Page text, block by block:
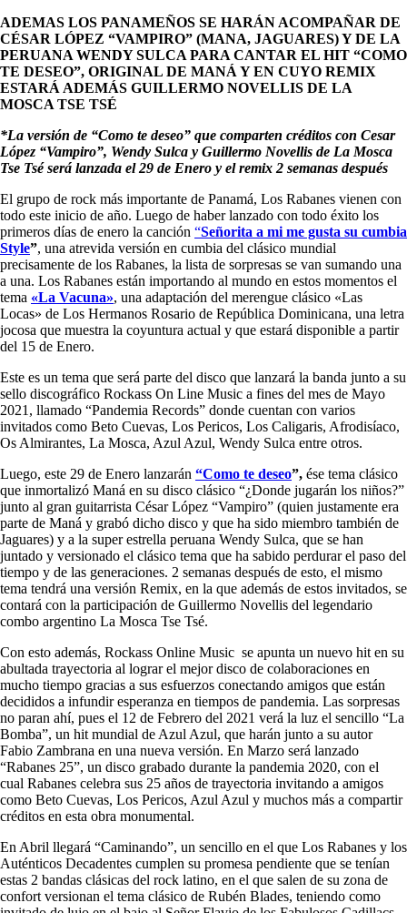
ADEMAS LOS PANAMEÑOS SE HARÁN ACOMPAÑAR DE
CÉSAR LÓPEZ “VAMPIRO” (MANA, JAGUARES) Y DE LA
PERUANA WENDY SULCA PARA CANTAR EL HIT “COMO
TE DESEO”, ORIGINAL DE MANÁ Y EN CUYO REMIX
ESTARÁ ADEMÁS GUILLERMO NOVELLIS DE LA
MOSCA TSE TSÉ
*La versión de “Como te deseo” que comparten créditos con Cesar
López “Vampiro”, Wendy Sulca y Guillermo Novellis de La Mosca
Tse Tsé será lanzada el 29 de Enero y el remix 2 semanas después
El grupo de rock más importante de Panamá, Los Rabanes vienen con
todo este inicio de año. Luego de haber lanzado con todo éxito los
primeros días de enero la canción “Señorita a mi me gusta su cumbia
Style”, una atrevida versión en cumbia del clásico mundial
precisamente de los Rabanes, la lista de sorpresas se van sumando una
a una. Los Rabanes están importando al mundo en estos momentos el
tema «La Vacuna», una adaptación del merengue clásico «Las
Locas» de Los Hermanos Rosario de República Dominicana, una letra
jocosa que muestra la coyuntura actual y que estará disponible a partir
del 15 de Enero.
Este es un tema que será parte del disco que lanzará la banda junto a su
sello discográfico Rockass On Line Music a fines del mes de Mayo
2021, llamado “Pandemia Records” donde cuentan con varios
invitados como Beto Cuevas, Los Pericos, Los Caligaris, Afrodisíaco,
Os Almirantes, La Mosca, Azul Azul, Wendy Sulca entre otros.
Luego, este 29 de Enero lanzarán “Como te deseo”, ése tema clásico
que inmortalizó Maná en su disco clásico “¿Donde jugarán los niños?”
junto al gran guitarrista César López “Vampiro” (quien justamente era
parte de Maná y grabó dicho disco y que ha sido miembro también de
Jaguares) y a la super estrella peruana Wendy Sulca, que se han
juntado y versionado el clásico tema que ha sabido perdurar el paso del
tiempo y de las generaciones. 2 semanas después de esto, el mismo
tema tendrá una versión Remix, en la que además de estos invitados, se
contará con la participación de Guillermo Novellis del legendario
combo argentino La Mosca Tse Tsé.
Con esto además, Rockass Online Music se apunta un nuevo hit en su
abultada trayectoria al lograr el mejor disco de colaboraciones en
mucho tiempo gracias a sus esfuerzos conectando amigos que están
decididos a infundir esperanza en tiempos de pandemia. Las sorpresas
no paran ahí, pues el 12 de Febrero del 2021 verá la luz el sencillo “La
Bomba”, un hit mundial de Azul Azul, que harán junto a su autor
Fabio Zambrana en una nueva versión. En Marzo será lanzado
“Rabanes 25”, un disco grabado durante la pandemia 2020, con el
cual Rabanes celebra sus 25 años de trayectoria invitando a amigos
como Beto Cuevas, Los Pericos, Azul Azul y muchos más a compartir
créditos en esta obra monumental.
En Abril llegará “Caminando”, un sencillo en el que Los Rabanes y los
Auténticos Decadentes cumplen su promesa pendiente que se tenían
estas 2 bandas clásicas del rock latino, en el que salen de su zona de
confort versionan el tema clásico de Rubén Blades, teniendo como